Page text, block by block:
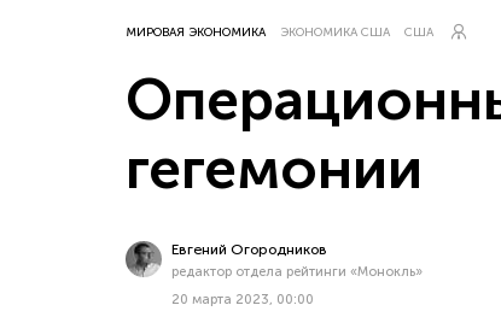
МИРОВАЯ ЭКОНОМИКА ЭКОНОМИКА США США
гегемонии
Евгений Огородников
редактор отдела рейтинги «Монокль»
20 марта 2023, 00:00